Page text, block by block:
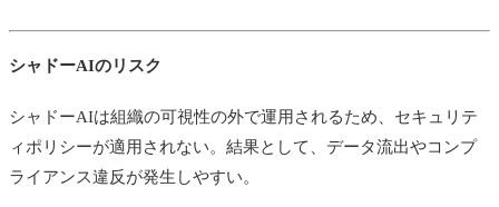
シャドーAIのリスク
シャドーAIは組織の可視性の外で運用されるため、セキュリテ
ィポリシーが適用されない。結果として、データ流出やコンプ
ライアンス違反が発生しやすい。